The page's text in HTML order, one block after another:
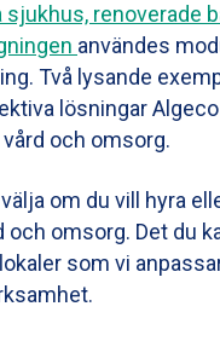
sjukhus, renoverade
användes
Två lysande
lösningar
och omsorg.
om du vill hyra
och omsorg. Det du
som vi